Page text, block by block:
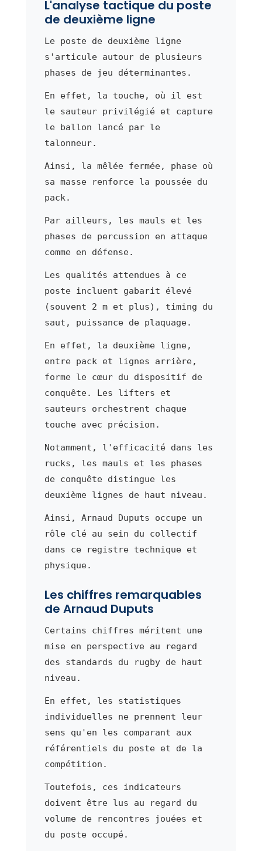
L'analyse tactique du poste
de deuxième ligne
Le poste de deuxième ligne
s'articule autour de plusieurs
phases de jeu déterminantes.
En effet, la touche, où il est
le sauteur privilégié et capture
le ballon lancé par le
talonneur.
Ainsi, la mêlée fermée, phase où
sa masse renforce la poussée du
pack.
Par ailleurs, les mauls et les
phases de percussion en attaque
comme en défense.
Les qualités attendues à ce
poste incluent gabarit élevé
(souvent 2 m et plus), timing du
saut, puissance de plaquage.
En effet, la deuxième ligne,
entre pack et lignes arrière,
forme le cœur du dispositif de
conquête. Les lifters et
sauteurs orchestrent chaque
touche avec précision.
Notamment, l'efficacité dans les
rucks, les mauls et les phases
de conquête distingue les
deuxième lignes de haut niveau.
Ainsi, Arnaud Duputs occupe un
rôle clé au sein du collectif
dans ce registre technique et
physique.
Les chiffres remarquables
de Arnaud Duputs
Certains chiffres méritent une
mise en perspective au regard
des standards du rugby de haut
niveau.
En effet, les statistiques
individuelles ne prennent leur
sens qu'en les comparant aux
référentiels du poste et de la
compétition.
Toutefois, ces indicateurs
doivent être lus au regard du
volume de rencontres jouées et
du poste occupé.